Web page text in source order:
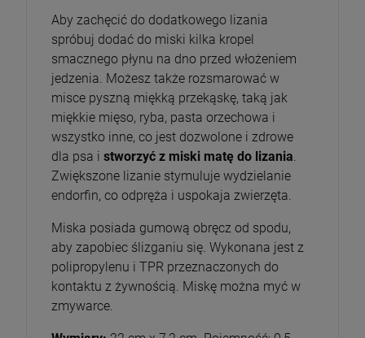
Aby zachęcić do dodatkowego lizania
spróbuj dodać do miski kilka kropel
smacznego płynu na dno przed włożeniem
jedzenia. Możesz także rozsmarować w
misce pyszną miękką przekąskę, taką jak
miękkie mięso, ryba, pasta orzechowa i
wszystko inne, co jest dozwolone i zdrowe
dla psa i stworzyć z miski matę do lizania.
Zwiększone lizanie stymuluje wydzielanie
endorfin, co odpręża i uspokaja zwierzęta.
Miska posiada gumową obręcz od spodu,
aby zapobiec ślizganiu się. Wykonana jest z
polipropylenu i TPR przeznaczonych do
kontaktu z żywnością. Miskę można myć w
zmywarce.